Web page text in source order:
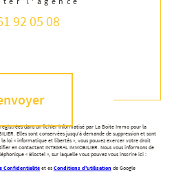
92 05 08
dans un fichier informatisé par La Boite Immo pour la
Elles sont conservées jusqu'à demande de suppression et sont
la loi « informatique et libertés », vous pouvez exercer votre droit
en contactant INTEGRAL IMMOBILIER. Nous vous informons de
« Bloctel », sur laquelle vous pouvez vous inscrire ici :
Confidentialité et es Conditions d'utilisation de Google